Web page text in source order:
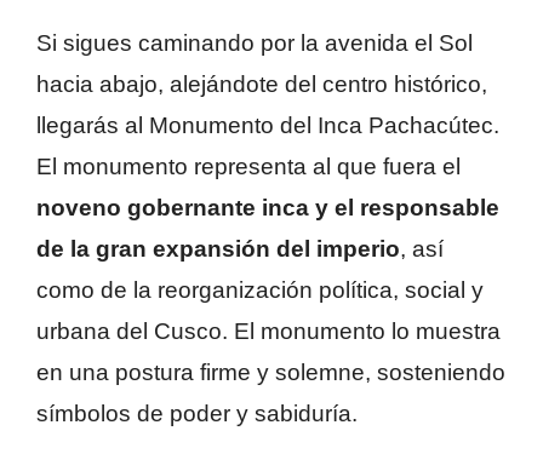
Si sigues caminando por la avenida el Sol
hacia abajo, alejándote del centro histórico,
llegarás al Monumento del Inca Pachacútec.
El monumento representa al que fuera el
noveno gobernante inca y el responsable
de la gran expansión del imperio, así
como de la reorganización política, social y
urbana del Cusco. El monumento lo muestra
en una postura firme y solemne, sosteniendo
símbolos de poder y sabiduría.